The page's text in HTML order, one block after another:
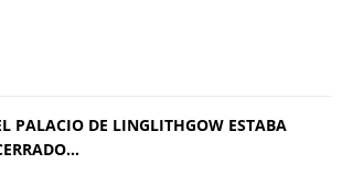
PALACIO DE LINGLITHGOW ESTABA